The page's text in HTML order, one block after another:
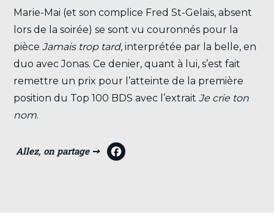
Marie-Mai (et son complice Fred St-Gelais, absent
lors de la soirée) se sont vu couronnés pour la
pièceJamais trop tard, interprétée par la belle, en
duo avec Jonas. Ce denier, quant à lui, s’est fait
remettre un prix pour l’atteinte de la première
position du Top 100 BDS avec l’extraitJe crie ton
nom.